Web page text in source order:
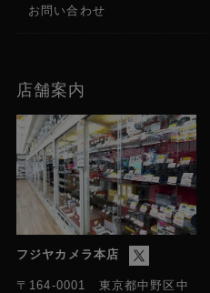
お問い合わせ
店舗案内
フジヤカメラ本店
〒164-0001 東京都中野区中